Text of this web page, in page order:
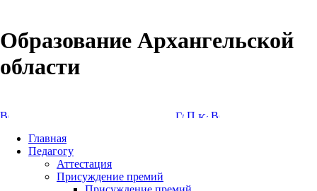
Образование Архангельской
области
Главная
Педагогу
Аттестация
Присуждение премий